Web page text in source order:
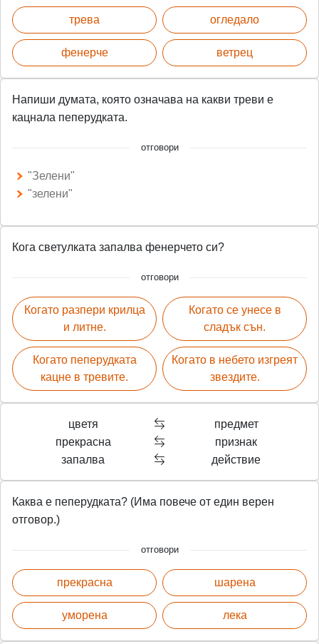
трева
фенерче
огледало
ветрец
Напиши думата, която означава на какви треви е
кацнала пеперудката.
отговори
"Зелени"
"зелени"
Кога светулката запалва фенерчето си?
отговори
Когато разпери крилца
и литне.
Когато пеперудката
кацне в тревите.
Когато се унесе в
сладък сън.
Когато в небето изгреят
звездите.
цветя
предмет
прекрасна
признак
запалва
действие
Каква е пеперудката? (Има повече от един верен
отговор.)
отговори
прекрасна
уморена
шарена
лека